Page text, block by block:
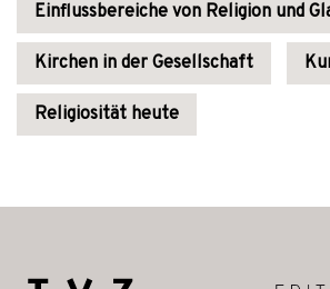
Einflussbereiche von Religion und
Kirchen in der Gesellschaft
Religiosität heute